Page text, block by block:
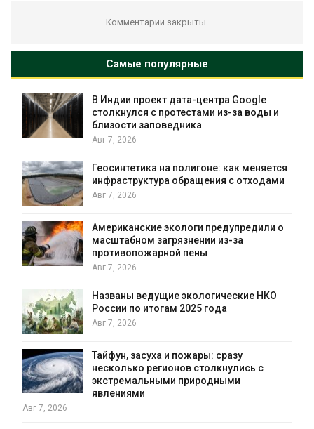
Комментарии закрыты.
Самые популярные
В Индии проект дата-центра Google
столкнулся с протестами из-за воды и
близости заповедника
Авг 7, 2026
Геосинтетика на полигоне: как меняется
инфраструктура обращения с отходами
Авг 7, 2026
Американские экологи предупредили о
масштабном загрязнении из-за
противопожарной пены
Авг 7, 2026
Названы ведущие экологические НКО
России по итогам 2025 года
Авг 7, 2026
Тайфун, засуха и пожары: сразу
несколько регионов столкнулись с
экстремальными природными
явлениями
Авг 7, 2026